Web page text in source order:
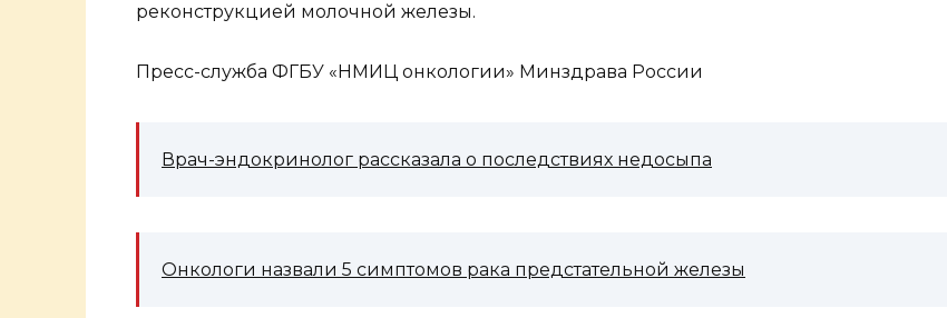
реконструкцией молочной железы.
Пресс-служба ФГБУ «НМИЦ онкологии» Минздрава России
Врач-эндокринолог рассказала о последствиях недосыпа
Онкологи назвали 5 симптомов рака предстательной железы